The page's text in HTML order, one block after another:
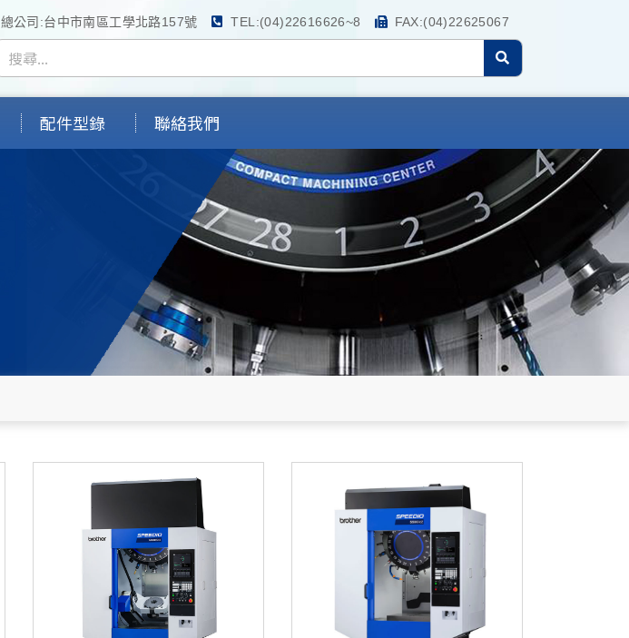
總公司:台中市南區工學北路157號 TEL:(04)22616626~8 FAX:(04)22625067
配件型錄 聯絡我們